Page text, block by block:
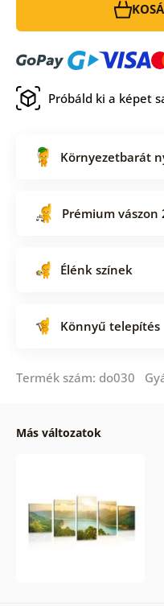
Próbáld ki a képet
Környezetbarát
Prémium vászon
Élénk színek
Könnyű telepítés
Termék szám: do030
Más változatok